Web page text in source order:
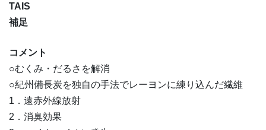
TAIS
補足
コメント
○むくみ・だるさを解消
○紀州備長炭を独自の手法でレーヨンに練り込んだ繊維
1．遠赤外線放射
2．消臭効果